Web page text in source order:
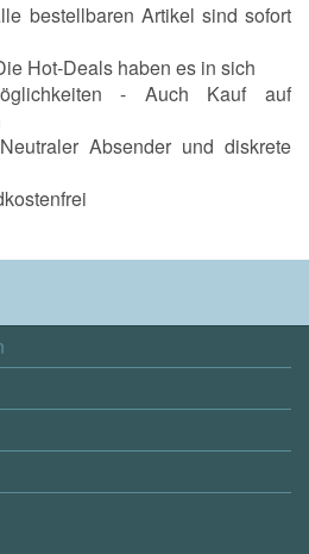
bestellbaren Artikel sind sofort
Hot-Deals haben es in sich
- Auch Kauf auf
Absender und diskrete